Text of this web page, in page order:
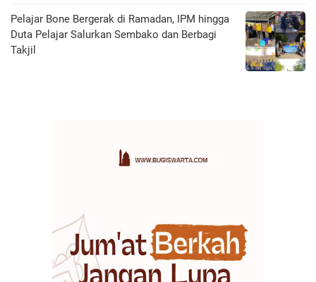
Pelajar Bone Bergerak di Ramadan, IPM hingga
Duta Pelajar Salurkan Sembako dan Berbagi
Takjil